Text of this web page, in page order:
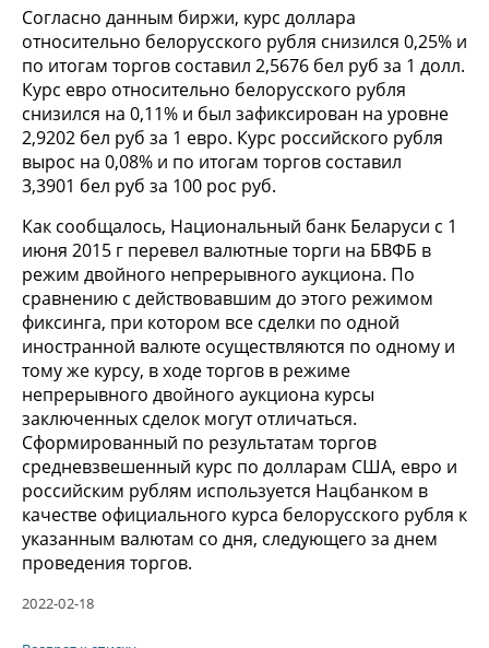
Согласно данным биржи, курс доллара
относительно белорусского рубля снизился 0,25% и
по итогам торгов составил 2,5676 бел руб за 1 долл.
Курс евро относительно белорусского рубля
снизился на 0,11% и был зафиксирован на уровне
2,9202 бел руб за 1 евро. Курс российского рубля
вырос на 0,08% и по итогам торгов составил
3,3901 бел руб за 100 рос руб.
Как сообщалось, Национальный банк Беларуси с 1
июня 2015 г перевел валютные торги на БВФБ в
режим двойного непрерывного аукциона. По
сравнению с действовавшим до этого режимом
фиксинга, при котором все сделки по одной
иностранной валюте осуществляются по одному и
тому же курсу, в ходе торгов в режиме
непрерывного двойного аукциона курсы
заключенных сделок могут отличаться.
Сформированный по результатам торгов
средневзвешенный курс по долларам США, евро и
российским рублям используется Нацбанком в
качестве официального курса белорусского рубля к
указанным валютам со дня, следующего за днем
проведения торгов.
2022-02-18